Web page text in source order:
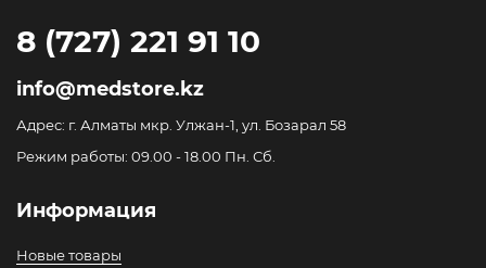
8 (727) 221 91 10
info@medstore.kz
Адрес: г. Алматы мкр. Улжан-1, ул. Бозарал 58
Режим работы: 09.00 - 18.00 Пн. Сб.
Информация
Новые товары